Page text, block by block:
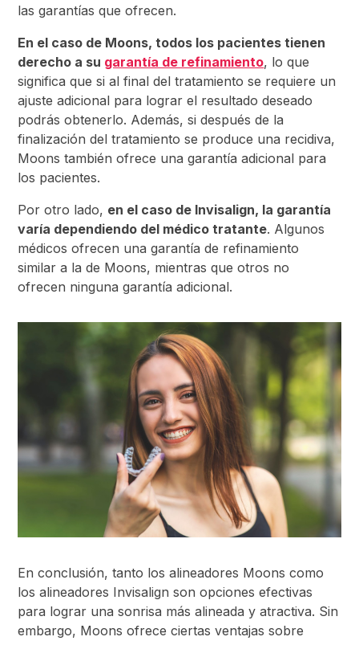
las garantías que ofrecen.
En el caso de Moons, todos los pacientes tienen
derecho a su garantía de refinamiento, lo que
significa que si al final del tratamiento se requiere un
ajuste adicional para lograr el resultado deseado
podrás obtenerlo. Además, si después de la
finalización del tratamiento se produce una recidiva,
Moons también ofrece una garantía adicional para
los pacientes.
Por otro lado, en el caso de Invisalign, la garantía
varía dependiendo del médico tratante. Algunos
médicos ofrecen una garantía de refinamiento
similar a la de Moons, mientras que otros no
ofrecen ninguna garantía adicional.
En conclusión, tanto los alineadores Moons como
los alineadores Invisalign son opciones efectivas
para lograr una sonrisa más alineada y atractiva. Sin
embargo, Moons ofrece ciertas ventajas sobre